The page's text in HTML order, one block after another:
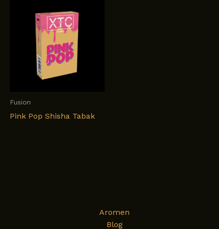
Fusion
Pink Pop Shisha Tabak
Aromen
Blog